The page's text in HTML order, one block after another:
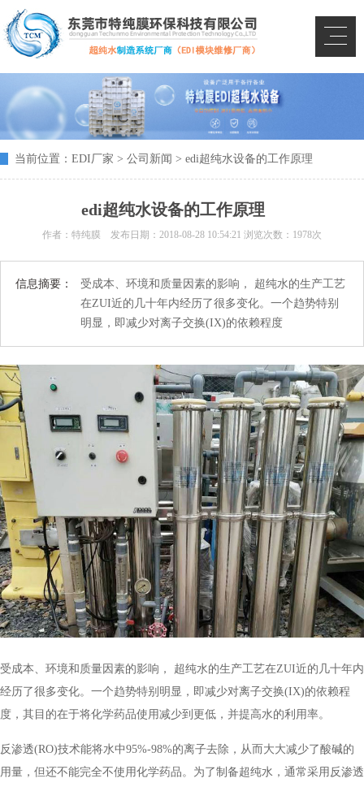
当前位置： EDI厂家 > 公司新闻 > edi超纯水设备的工作原理
edi超纯水设备的工作原理
作者：特纯膜 发布日期： 2018-08-28 10:54:21 浏览次数：1978次
信息摘要：
受成本、环境和质量因素的影响， 超纯水的生产工艺
在ZUI近的几十年内经历了很多变化。一个趋势特别
明显，即减少对离子交换(IX)的依赖程度
受成本、环境和质量因素的影响， 超纯水的生产工艺在ZUI近的几十年内
经历了很多变化。一个趋势特别明显，即减少对离子交换(IX)的依赖程
度，其目的在于将化学药品使用减少到更低，并提高水的利用率。
反渗透(RO)技术能将水中95%-98%的离子去除，从而大大减少了酸碱的
用量，但还不能完全不使用化学药品。为了制备超纯水，通常采用反渗透